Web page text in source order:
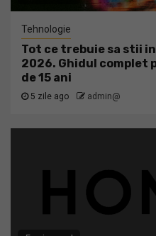
Tehnologie
Tot ce trebuie sa stii
2026. Ghidul complet
de 15 ani
5 zile ago admin@